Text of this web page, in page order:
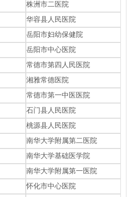
株洲市二医院
华容县人民医院
岳阳市妇幼保健院
岳阳市中心医院
常德市第四人民医院
湘雅常德医院
常德市第一中医医院
石门县人民医院
桃源县人民医院
南华大学附属第二医院
南华大学基础医学院
南华大学附属第一医院
怀化市中心医院